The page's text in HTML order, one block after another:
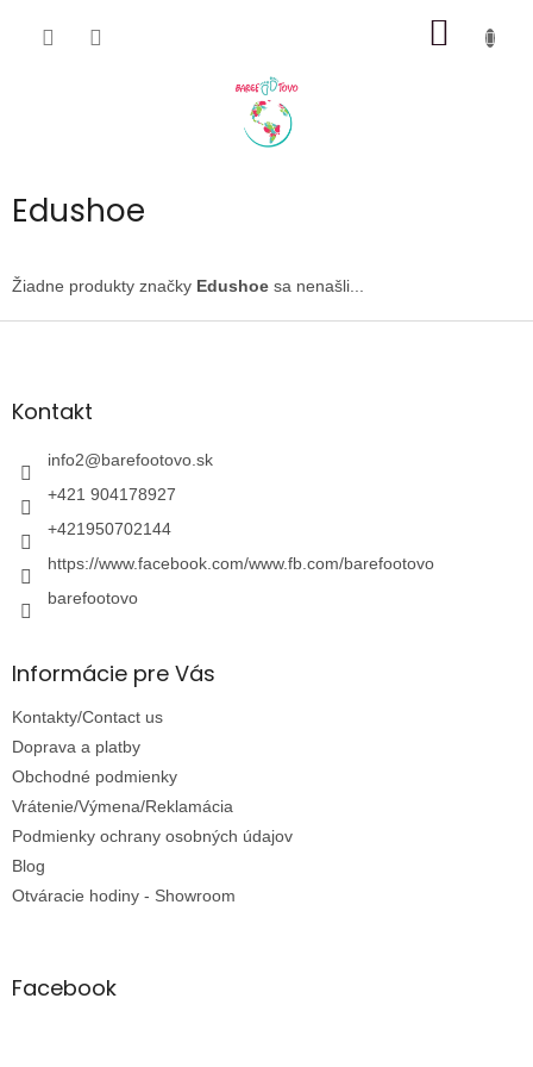
Edushoe
Žiadne produkty značky Edushoe sa nenašli...
Z
äKontakt
info2@barefootovo.sk
+421 904178927
+421950702144
https://www.facebook.com/www.fb.com/barefootovo
barefootovo
Informácie pre Vás
Kontakty/Contact us
Doprava a platby
Obchodné podmienky
Vrátenie/Výmena/Reklamácia
Podmienky ochrany osobných údajov
Blog
Otváracie hodiny - Showroom
Facebook